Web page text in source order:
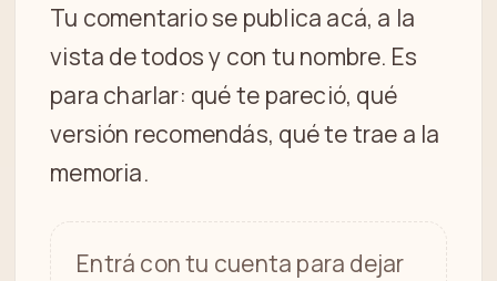
Tu comentario se publica acá, a la
vista de todos y con tu nombre. Es
para charlar: qué te pareció, qué
versión recomendás, qué te trae a la
memoria.
Entrá con tu cuenta para dejar